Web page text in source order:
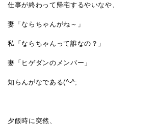
仕事が終わって帰宅するやいなや、
妻「ならちゃんがね～」
私「ならちゃんって誰なの？」
妻「ヒゲダンのメンバー」
知らんがなである(^-^;
夕飯時に突然、